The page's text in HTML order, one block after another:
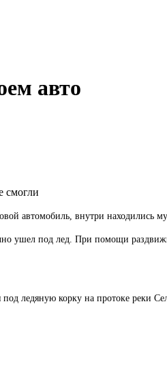
авто
смогли
автомобиль, внутри находились
ушел под лед. При помощи
ледяную корку на протоке реки